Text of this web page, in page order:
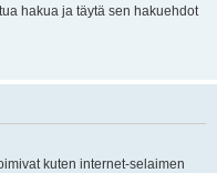
hakua ja täytä sen hakuehdot
kuten internet-selaimen